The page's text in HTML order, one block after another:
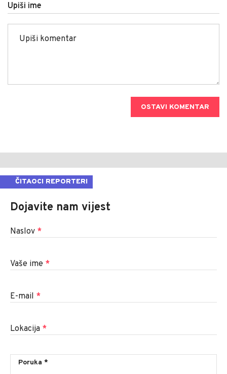
Upiši ime
OSTAVI KOMENTAR
ČITAOCI REPORTERI
Dojavite nam vijest
Naslov *
Vaše ime *
E-mail *
Lokacija *